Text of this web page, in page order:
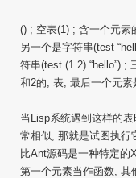
() ; 空表(1) ; 含一个元素
另一个是字符串(test
符串(test (1 2) “hello”) ;
和2的; 表, 最后一个元素
当Lisp系统遇到这样的
常相似, 那就是试图执行
比Ant源码是一种特定的
第一个元素当作函数, 其